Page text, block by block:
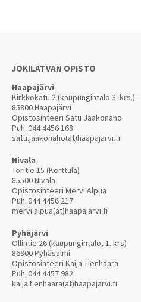
JOKILATVAN OPISTO
Haapajärvi
Kirkkokatu 2 (kaupungintalo 3. krs.)
85800 Haapajärvi
Opistosihteeri Satu Jaakonaho
Puh.044 4456 168
satu.jaakonaho(at)haapajarvi.fi
Nivala
Toritie 15 (Kerttula)
85500 Nivala
Opistosihteeri Mervi Alpua
Puh.044 4456 217
mervi.alpua(at)haapajarvi.fi
Pyhäjärvi
Ollintie 26 (kaupungintalo, 1. krs)
86800 Pyhäsalmi
Opistosihteeri Kaija Tienhaara
Puh.044 4457 982
kaija.tienhaara(at)haapajarvi.fi